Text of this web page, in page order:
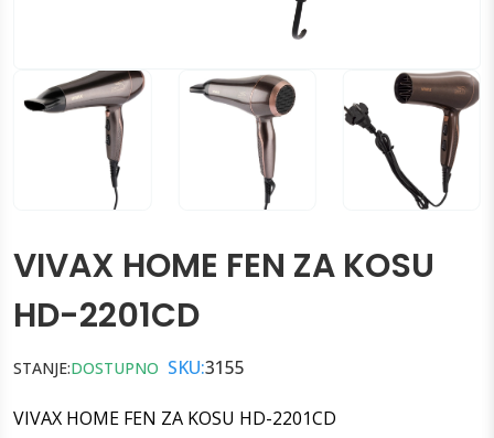
VIVAX HOME FEN ZA KOSU
HD-2201CD
STANJE:DOSTUPNO SKU:3155
VIVAX HOME FEN ZA KOSU HD-2201CD